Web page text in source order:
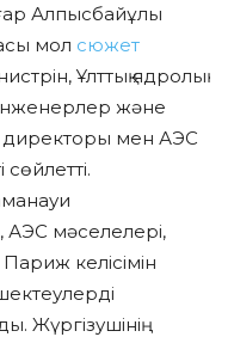
Алпысбайұлы
мол сюжет
Ұлттық ядролық
инженерлер және
директоры мен АЭС
АЭС мәселелері,
келісімін
Жүргізушінің